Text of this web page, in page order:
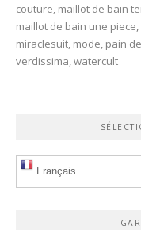
couture, maillot de bain
maillot de bain une piece,
miraclesuit, mode, pain
verdissima,watercult
Français